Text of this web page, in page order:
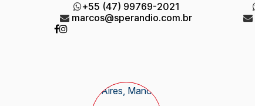
+55 (47) 99769-2021
marcos@sperandio.com.br